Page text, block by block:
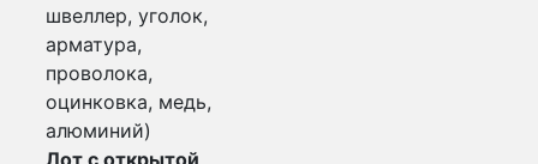
швеллер, уголок,
арматура,
проволока,
оцинковка, медь,
алюминий)
Лот с открытой